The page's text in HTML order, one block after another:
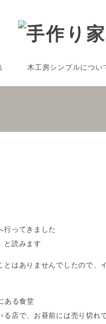
木工房シンプルについ
行ってきました
と読みます
とはありませんでしたので、
ある食堂
る店で、お昼前には売り切れ